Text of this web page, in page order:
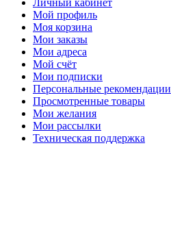
Личный кабинет
Мой профиль
Моя корзина
Мои заказы
Мои адреса
Мой счёт
Мои подписки
Персональные рекомендации
Просмотренные товары
Мои желания
Мои рассылки
Техническая поддержка